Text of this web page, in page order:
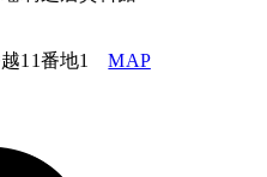
越11番地1MAP